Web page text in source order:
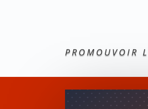
PROMOUVOIR